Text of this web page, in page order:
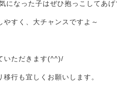
になった子はぜひ抱っこしてあ
すく、大チャンスですよ～
いただきます(^^)/
行も宜しくお願いします。